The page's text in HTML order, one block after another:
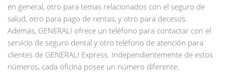
en general, otro para temas relacionados con el seguro de
salud, otro para pago de rentas, y otro para decesos.
Además, GENERALI ofrece un teléfono para contactar con el
servicio de seguro dental y otro teléfono de atención para
clientes de GENERALI Express. Independientemente de estos
números, cada oficina posee un número diferente.